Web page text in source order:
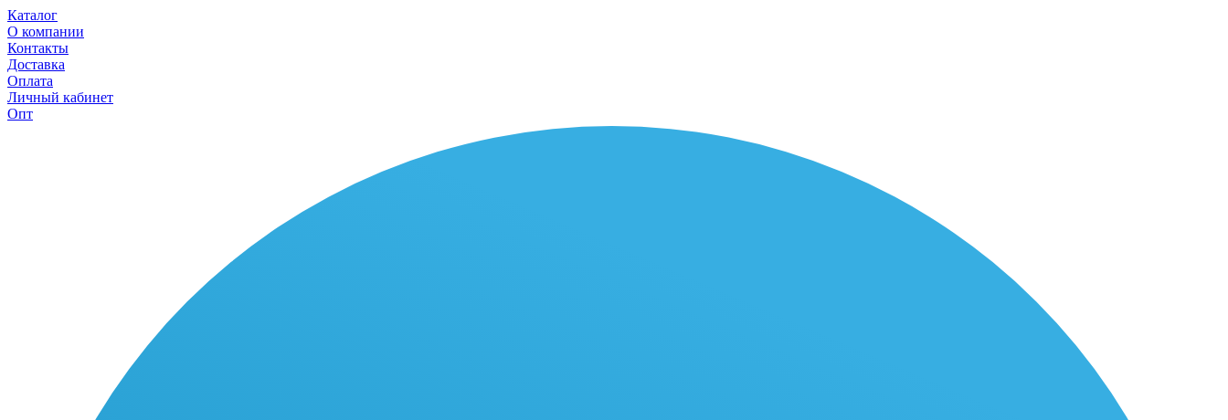
Каталог
О компании
Контакты
Доставка
Оплата
Личный кабинет
Опт